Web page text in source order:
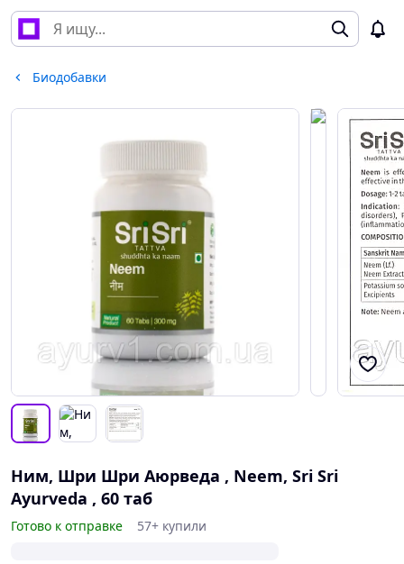
Биодобавки
Ним, Шри Шри Аюрведа , Neem, Sri Sri
Ayurveda , 60 таб
Готово к отправке 57+ купили